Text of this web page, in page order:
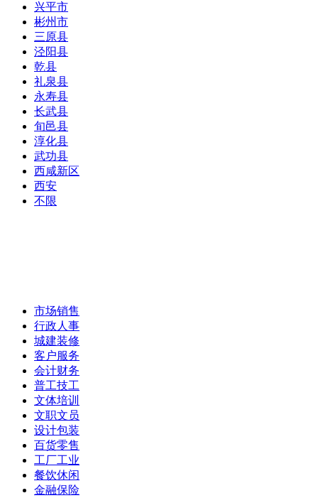
兴平市
彬州市
三原县
泾阳县
乾县
礼泉县
永寿县
长武县
旬邑县
淳化县
武功县
西咸新区
西安
不限
市场销售
行政人事
城建装修
客户服务
会计财务
普工技工
文体培训
文职文员
设计包装
百货零售
工厂工业
餐饮休闲
金融保险